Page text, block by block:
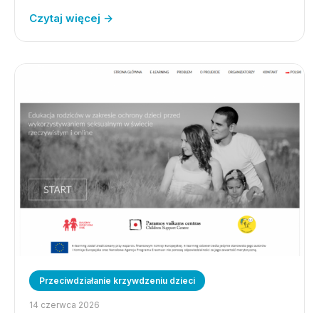
Czytaj więcej →
Przeciwdziałanie krzywdzeniu dzieci
14 czerwca 2026